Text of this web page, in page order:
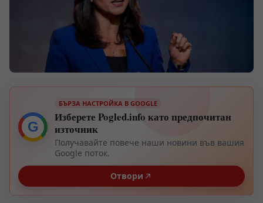
G
БЪРЗА НАСТРОЙКА В GOOGLE
Изберете Pogled.info като предпочитан
източник
Получавайте повече наши новини във вашия
Google поток.
Отвори